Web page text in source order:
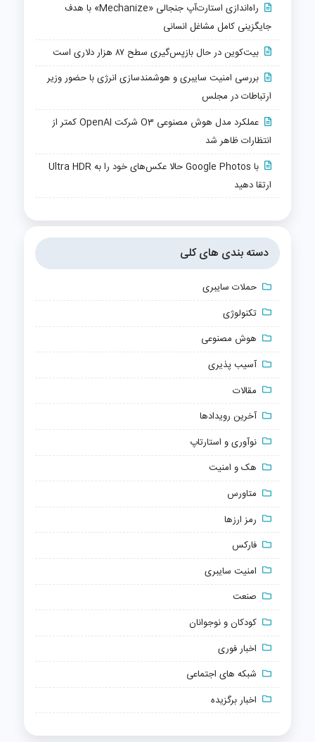
راه‌اندازی استارت‌آپ جنجالی «Mechanize» با هدف
جایگزینی کامل مشاغل انسانی
بیت‌کوین در حال بازپس‌گیری سطح ۸۷ هزار دلاری است
بررسی امنیت سایبری و هوشمندسازی انرژی با حضور وزیر
ارتباطات در مجلس
عملکرد مدل هوش مصنوعی O3 شرکت OpenAI کمتر از
انتظارات ظاهر شد
با Google Photos حالا عکس‌های خود را به Ultra HDR
ارتقا دهید
دسته بندی های کلی
حملات سایبری
تکنولوژی
هوش مصنوعی
آسیب پذیری
مقالات
آخرین رویدادها
نوآوری و استارتاپ
هک و امنیت
متاورس
رمز ارزها
فارکس
امنیت سایبری
صنعت
کودکان و نوجوانان
اخبار فوری
شبکه های اجتماعی
اخبار برگزیده